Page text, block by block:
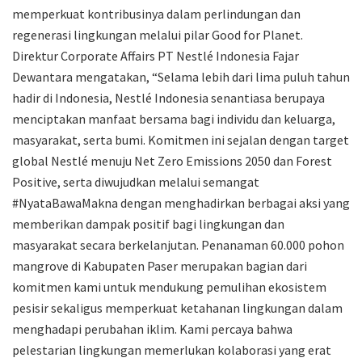
memperkuat kontribusinya dalam perlindungan dan
regenerasi lingkungan melalui pilar Good for Planet.
Direktur Corporate Affairs PT Nestlé Indonesia Fajar
Dewantara mengatakan, “Selama lebih dari lima puluh tahun
hadir di Indonesia, Nestlé Indonesia senantiasa berupaya
menciptakan manfaat bersama bagi individu dan keluarga,
masyarakat, serta bumi. Komitmen ini sejalan dengan target
global Nestlé menuju Net Zero Emissions 2050 dan Forest
Positive, serta diwujudkan melalui semangat
#NyataBawaMakna dengan menghadirkan berbagai aksi yang
memberikan dampak positif bagi lingkungan dan
masyarakat secara berkelanjutan. Penanaman 60.000 pohon
mangrove di Kabupaten Paser merupakan bagian dari
komitmen kami untuk mendukung pemulihan ekosistem
pesisir sekaligus memperkuat ketahanan lingkungan dalam
menghadapi perubahan iklim. Kami percaya bahwa
pelestarian lingkungan memerlukan kolaborasi yang erat